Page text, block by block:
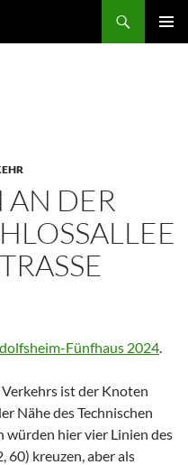
AN DER
/
Fünfhaus 2024.
ist der Knoten
Nähe des Technischen
würden hier vier Linien des
60) kreuzen, aber als